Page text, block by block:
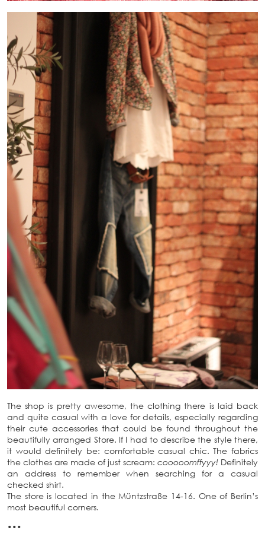
The shop is pretty awesome, the clothing there is laid back
and quite casual with a love for details, especially regarding
their cute accessories that could be found throughout the
beautifully arranged Store. If I had to describe the style there,
it would definitely be: comfortable casual chic. The fabrics
the clothes are made of just scream: cooooomffyyy! Definitely
an address to remember when searching for a casual
checked shirt.
The store is located in the Müntzstraße 14-16. One of Berlin’s
most beautiful corners.
•••